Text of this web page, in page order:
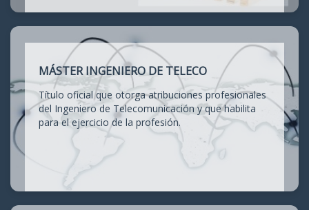
MÁSTER INGENIERO DE TELECO
Título oficial que otorga atribuciones profesionales
del Ingeniero de Telecomunicación y que habilita
para el ejercicio de la profesión.